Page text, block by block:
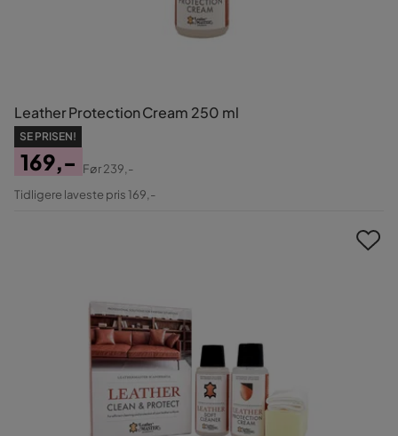
Leather Protection Cream 250 ml
SE PRISEN!
Pris
169,-
Original
Før239,-
Tidligere laveste pris 169,-